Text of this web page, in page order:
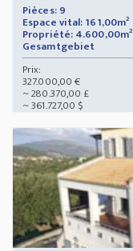
Pièces: 9
Espace vital: 161,00m²
Propriété: 4.600,00m²
Gesamtgebiet
Prix:
327.000,00 €
~ 280.370,00 £
~ 361.727,00 $